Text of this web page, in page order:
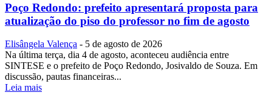
Poço Redondo: prefeito apresentará proposta para
atualização do piso do professor no fim de agosto
Elisângela Valença - 5 de agosto de 2026
Na última terça, dia 4 de agosto, aconteceu audiência entre
SINTESE e o prefeito de Poço Redondo, Josivaldo de Souza. Em
discussão, pautas financeiras...
Leia mais